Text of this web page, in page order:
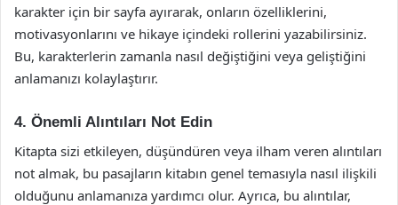
karakter için bir sayfa ayırarak, onların özelliklerini,
motivasyonlarını ve hikaye içindeki rollerini yazabilirsiniz.
Bu, karakterlerin zamanla nasıl değiştiğini veya geliştiğini
anlamanızı kolaylaştırır.
4. Önemli Alıntıları Not Edin
Kitapta sizi etkileyen, düşündüren veya ilham veren alıntıları
not almak, bu pasajların kitabın genel temasıyla nasıl ilişkili
olduğunu anlamanıza yardımcı olur. Ayrıca, bu alıntılar,